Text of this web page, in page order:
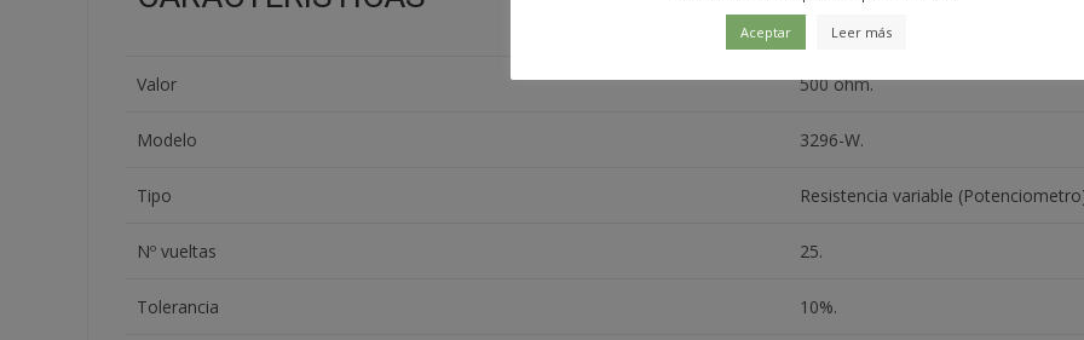
Valor 500 ohm.
Modelo 3296-W.
Tipo Resistencia variable
Nº vueltas 25.
Tolerancia 10%.
Aceptar Leer más